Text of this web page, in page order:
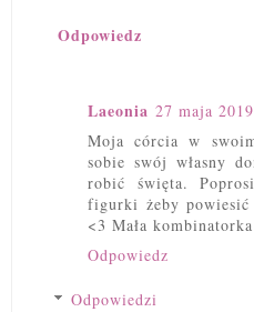
Odpowiedz
Laeonia 27 maja
Moja córcia w
sobie swój własny
robić święta.
figurki żeby powiesić
<3 Mała kombinatorka
Odpowiedz
Odpowiedzi